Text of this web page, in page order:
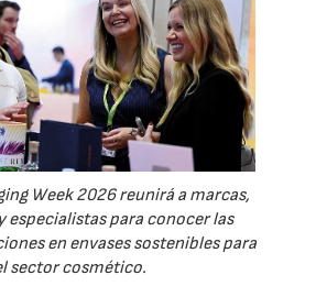
Week 2026 reunirá a marcas,
especialistas para conocer las
en envases sostenibles para
sector cosmético.